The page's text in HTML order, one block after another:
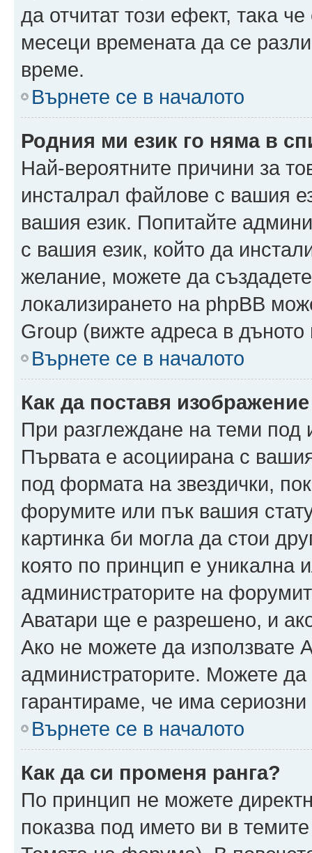
да отчитат този ефект, така
месеци времената да се
време.
Върнете се в началото
Родния ми език го няма в
Най-вероятните причини за
инсталрал файлове с вашия
вашия език. Попитайте
с вашия език, който да
желание, можете да
локализирането на phpBB
Group (вижте адреса в дъното
Върнете се в началото
Как да поставя
При разглеждане на теми под
Първата е асоциирана с
под формата на звездички,
форумите или пък вашия
картинка би могла да стои
която по принцип е уникална
администраторите на
Аватари ще е разрешено, и
Ако не можете да използвате
администраторите. Можете да
гарантираме, че има сериозни
Върнете се в началото
Как да си променя ранга?
По принцип не можете
показва под името ви в